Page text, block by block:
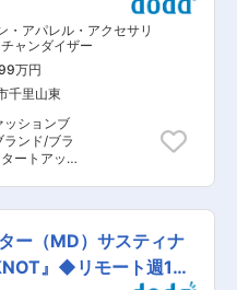
とプレゼン
GTM）プ
業し主なイ
げる ■仕事
管理の機能
ているた
得ながら、
ションで
ング、営業
並ぶ喜びを
強化してい
いけるチャ
売管理でな
うな商品構
え、商品ラ
活躍頂き
しており、
ンドや顧客
組織の立ち
し、提案
ーニングア
スポーツシ
品戦略立
頂きます ＜
ン戦略の策
・アパレル・アクセサリ
ャンダイザー
万円
千里山東
ッションブ
ンド/ブラ
やコミュニ
をお願いし
ブランドア
ティング戦
ー（MD）サスティナ
』◆リモート週1日